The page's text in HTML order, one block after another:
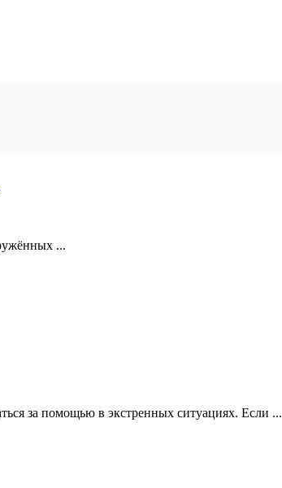
...
за помощью в экстренных ситуациях. Если ...